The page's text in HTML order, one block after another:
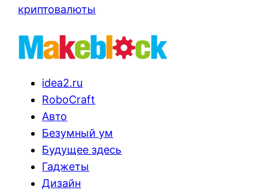
криптовалюты
idea2.ru
RoboCraft
Авто
Безумный ум
Будущее здесь
Гаджеты
Дизайн